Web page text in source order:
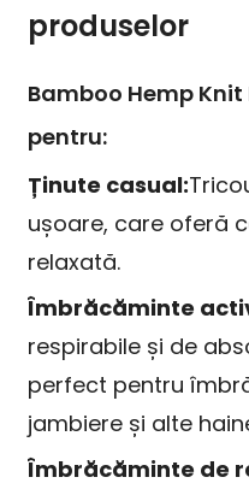
produselor
Bamboo Hemp
pentru:
Ținute casual:
ușoare, care oferă
relaxată.
Îmbrăcăminte
respirabile și de
perfect pentru
jambiere și alte
Îmbrăcăminte de